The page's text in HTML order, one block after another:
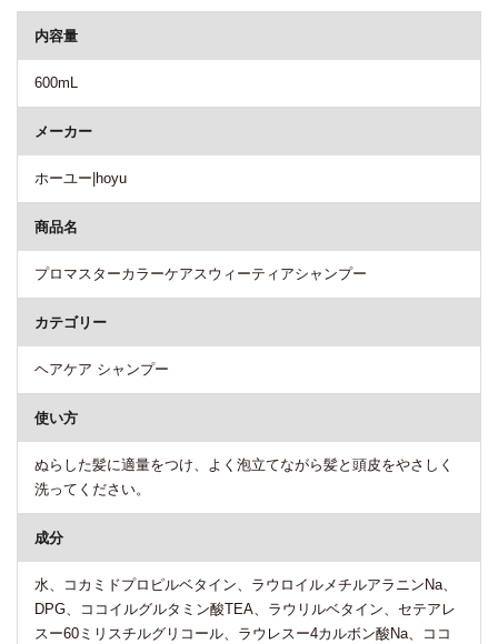
内容量
600mL
メーカー
ホーユー|hoyu
商品名
プロマスターカラーケアスウィーティアシャンプー
カテゴリー
ヘアケア シャンプー
使い方
ぬらした髪に適量をつけ、よく泡立てながら髪と頭皮をやさしく
洗ってください。
成分
水、コカミドプロピルベタイン、ラウロイルメチルアラニンNa、
DPG、ココイルグルタミン酸TEA、ラウリルベタイン、セテアレ
スー60ミリスチルグリコール、ラウレスー4カルボン酸Na、ココ